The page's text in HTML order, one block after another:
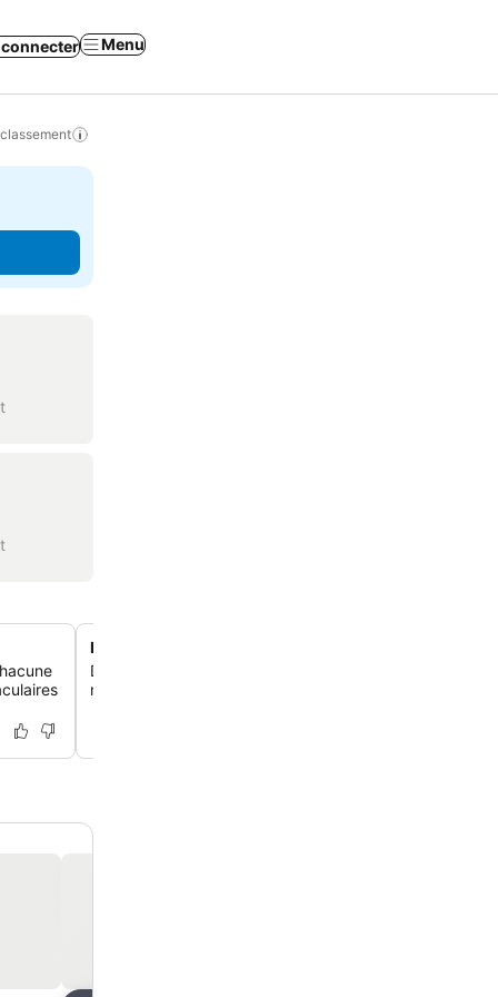
connecter Menu
Piscine extérieure saisonnière
Détends-toi et relaxe-toi au bord de la piscine
nichée dans un charmant jardin.